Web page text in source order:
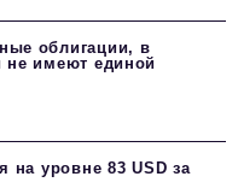
облигации, в
не имеют единой
на уровне 83 USD за